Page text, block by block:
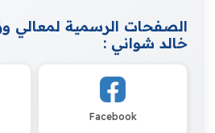
الصفحات الرسمية لمعالي
خالد شواني :
Facebook